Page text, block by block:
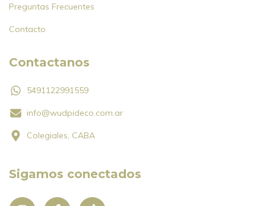
Preguntas Frecuentes
Contacto
Contactanos
5491122991559
info@wudpideco.com.ar
Colegiales, CABA
Sigamos conectados